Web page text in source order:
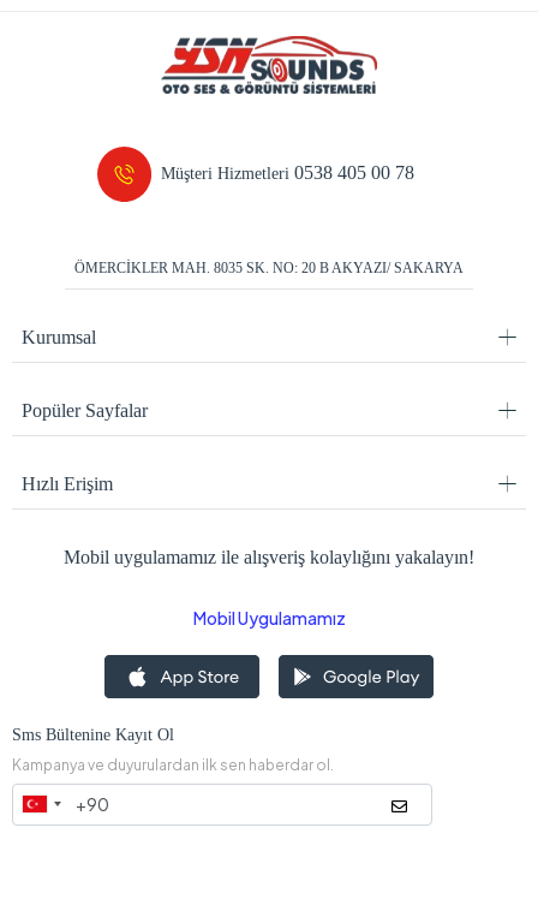
Müşteri Hizmetleri0538 405 00 78
ÖMERCİKLER MAH. 8035 SK. NO: 20 B AKYAZI/ SAKARYA
Kurumsal
Popüler Sayfalar
Hızlı Erişim
Mobil uygulamamız ile alışveriş kolaylığını yakalayın!
Mobil Uygulamamız
Sms Bültenine Kayıt Ol
Kampanya ve duyurulardan ilk sen haberdar ol.